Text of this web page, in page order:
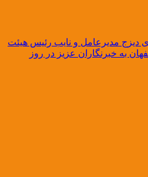
دیزج مدیرعامل و نایب رئیس هیئت
به خبرنگاران عزیز در روز